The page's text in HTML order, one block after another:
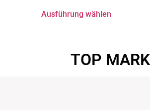
Ausführung wählen
TOP